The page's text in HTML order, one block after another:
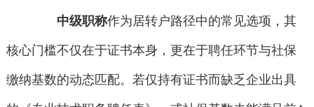
中级职称作为居转户路径中的常见选项，其
核心门槛不仅在于证书本身，更在于聘任环节与社保
缴纳基数的动态匹配。若仅持有证书而缺乏企业出具